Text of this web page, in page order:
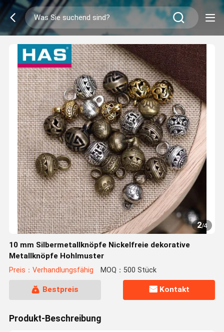
2/4
10 mm Silbermetallknöpfe Nickelfreie dekorative
Metallknöpfe Hohlmuster
Preis：Verhandlungsfähig MOQ：500 Stück
Bestpreis Kontakt
Produkt-Beschreibung